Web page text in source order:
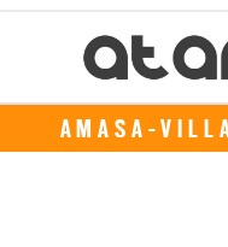
AMASA-